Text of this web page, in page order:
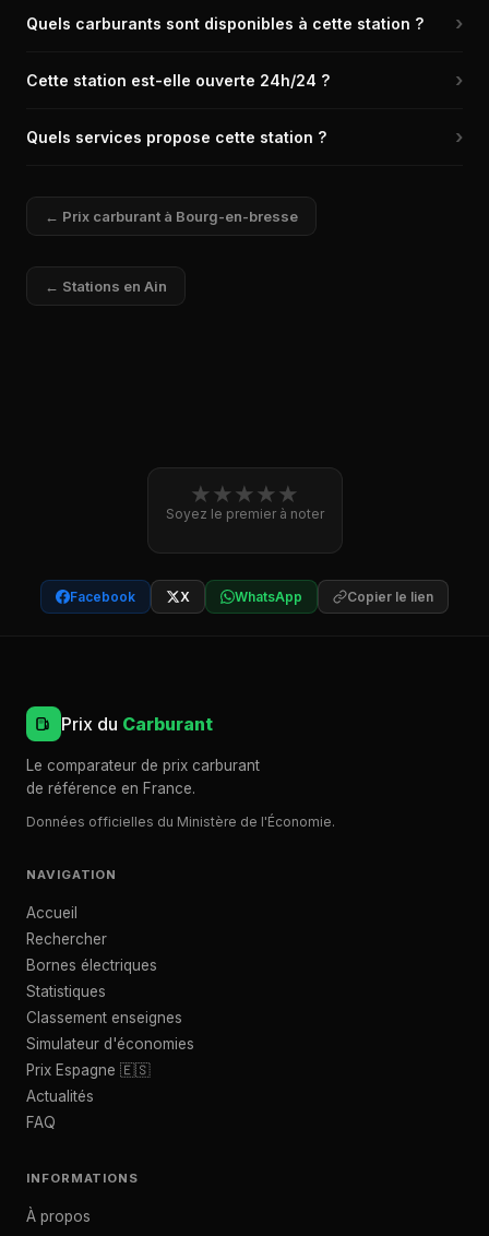
en-bresse (01000) est de 2,235 € le litre, relevé il y a 17h.
Quels carburants sont disponibles à cette station ? ›
carburants suivants : Diesel, SP95, SP98, E85. C'est une station
Cette station est-elle ouverte 24h/24 ? ›
automate CB disponible 24h/24 et 7j/7.
Quels services propose cette station ? ›
services suivants : Toilettes publiques, Laverie, Relais colis,
Boutique alimentaire, Boutique non alimentaire, Restauration à
← Prix carburant à Bourg-en-bresse
← Stations en Ain
★★★★★
Soyez le premier à noter
Facebook X WhatsApp Copier le lien
Prix du Carburant
Le comparateur de prix carburant
de référence en France.
Données officielles du Ministère de l'Économie.
NAVIGATION
Accueil
Rechercher
Bornes électriques
Statistiques
Classement enseignes
Simulateur d'économies
Prix Espagne 🇪🇸
Actualités
FAQ
INFORMATIONS
À propos